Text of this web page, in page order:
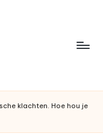
klachten. Hoe hou je